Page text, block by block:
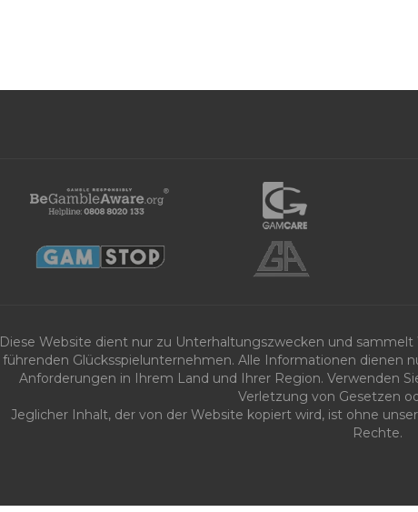
Diese Website dient nur zu Unterhaltungszwecken und
führenden Glücksspielunternehmen. Alle Informationen dienen
Anforderungen in Ihrem Land und Ihrer Region. Verwenden
Verletzung von Gesetzen
Jeglicher Inhalt, der von der Website kopiert wird, ist ohne
Rechte.